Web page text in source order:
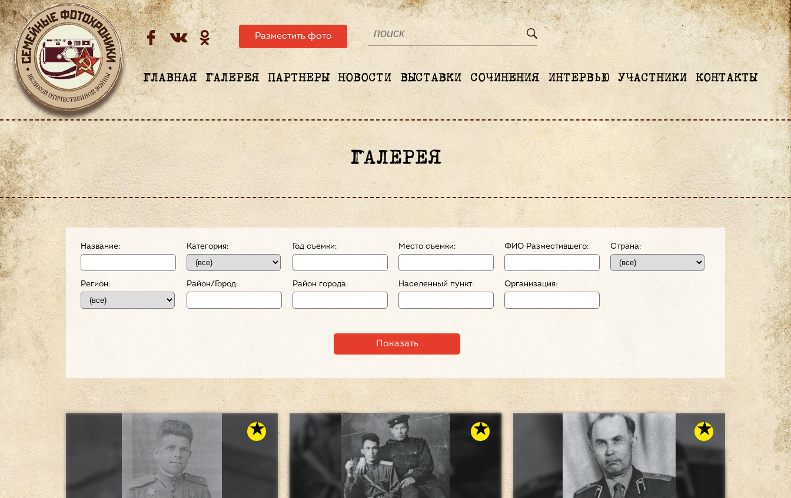
Разместить фото
ГЛАВНАЯ ГАЛЕРЕЯ ПАРТНЕРЫ НОВОСТИ ВЫСТАВКИ СОЧИНЕНИЯ ИНТЕРВЬЮ УЧАСТНИКИ КОНТАКТЫ
ГАЛЕРЕЯ
Название: Категория: Год съемки: Место съемки: ФИО Разместившего: Страна:
Регион: Район/Город: Район города: Населенный пункт: Организация: